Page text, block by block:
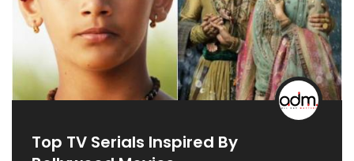
Top TV Serials Inspired By